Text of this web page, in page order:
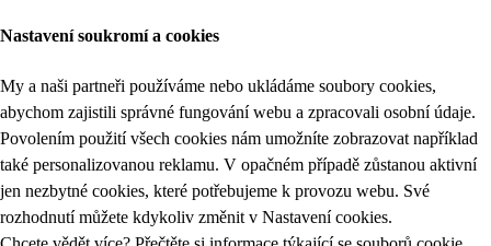
Nastavení soukromí a cookies
My a naši partneři používáme nebo ukládáme soubory cookies,
abychom zajistili správné fungování webu a zpracovali osobní údaje.
Povolením použití všech cookies nám umožníte zobrazovat například
také personalizovanou reklamu. V opačném případě zůstanou aktivní
jen nezbytné cookies, které potřebujeme k provozu webu. Své
rozhodnutí můžete kdykoliv změnit v Nastavení cookies.